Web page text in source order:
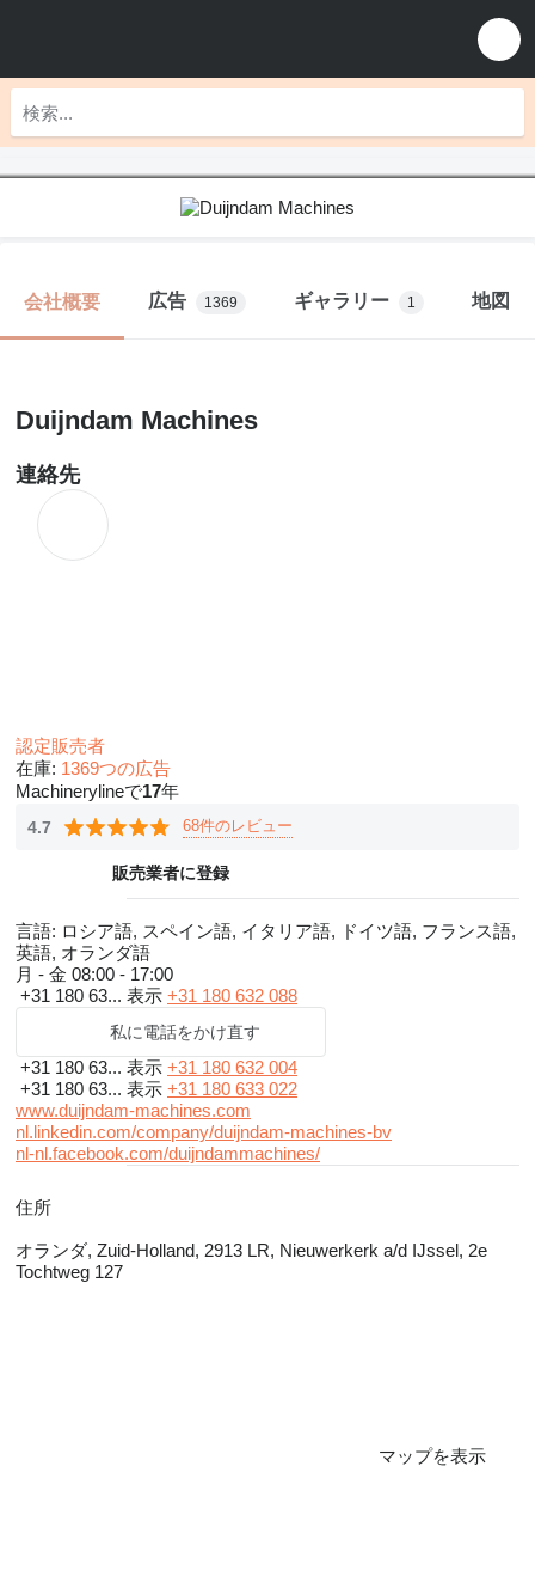
会社概要 広告 1369 ギャラリー 1 地図
Duijndam Machines
連絡先
認定販売者
在庫: 1369つの広告
Machinerylineで17年
4.7 68件のレビュー
販売業者に登録
言語: ロシア語, スペイン語, イタリア語, ドイツ語, フランス語,
英語, オランダ語
月 - 金 08:00 - 17:00
+31 180 63... 表示 +31 180 632 088
私に電話をかけ直す
+31 180 63... 表示 +31 180 632 004
+31 180 63... 表示 +31 180 633 022
www.duijndam-machines.com
nl.linkedin.com/company/duijndam-machines-bv
nl-nl.facebook.com/duijndammachines/
住所
オランダ, Zuid-Holland, 2913 LR, Nieuwerkerk a/d IJssel, 2e
Tochtweg 127
マップを表示